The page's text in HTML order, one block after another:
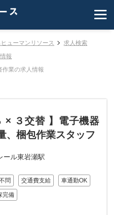
ューマンリソース
求人検索
報
作業の求人情報
× ３交替 】電子機器
、梱包作業スタッフ
ール東岩瀬駅
問 交通費支給 車通勤OK
完備